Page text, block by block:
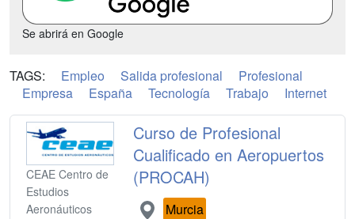
Se abrirá en Google
TAGS: Empleo Salida profesional
Profesional
Empresa
España Tecnología Trabajo Internet
CEAE Centro de
Estudios
Aeronáuticos
Curso de Profesional
Cualificado en Aeropuertos
(PROCAH)
Murcia